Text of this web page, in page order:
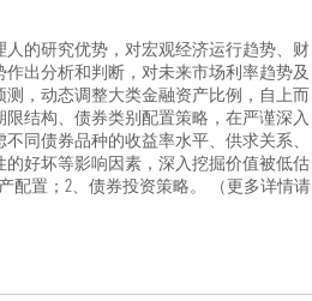
的研究优势，对宏观经济运行趋势、财
出分析和判断，对未来市场利率趋势及
，动态调整大类金融资产比例，自上而
结构、债券类别配置策略，在严谨深入
同债券品种的收益率水平、供求关系、
好坏等影响因素，深入挖掘价值被低估
配置；2、债券投资策略。 （更多详情请